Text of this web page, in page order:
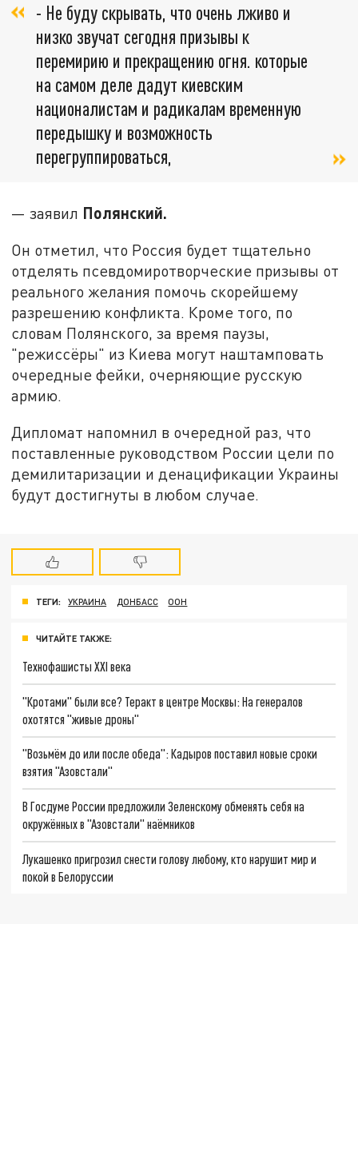
- Не буду скрывать, что очень лживо и
низко звучат сегодня призывы к
перемирию и прекращению огня. которые
на самом деле дадут киевским
националистам и радикалам временную
передышку и возможность
перегруппироваться,
— заявил Полянский.
Он отметил, что Россия будет тщательно
отделять псевдомиротворческие призывы от
реального желания помочь скорейшему
разрешению конфликта. Кроме того, по
словам Полянского, за время паузы,
"режиссёры" из Киева могут наштамповать
очередные фейки, очерняющие русскую
армию.
Дипломат напомнил в очередной раз, что
поставленные руководством России цели по
демилитаризации и денацификации Украины
будут достигнуты в любом случае.
ТЕГИ: УКРАИНА ДОНБАСС ООН
ЧИТАЙТЕ ТАКЖЕ:
Технофашисты XXI века
"Кротами" были все? Теракт в центре Москвы: На генералов
охотятся "живые дроны"
"Возьмём до или после обеда": Кадыров поставил новые сроки
взятия "Азовстали"
В Госдуме России предложили Зеленскому обменять себя на
окружённых в "Азовстали" наёмников
Лукашенко пригрозил снести голову любому, кто нарушит мир и
покой в Белоруссии